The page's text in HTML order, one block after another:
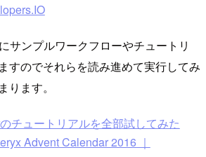
サンプルワークフローやチュートリ
すのでそれらを読み進めて実行してみ
ります。
チュートリアルを全部試してみた
Advent Calendar 2016 ｜